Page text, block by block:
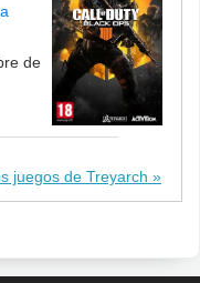
de
juegos de Treyarch